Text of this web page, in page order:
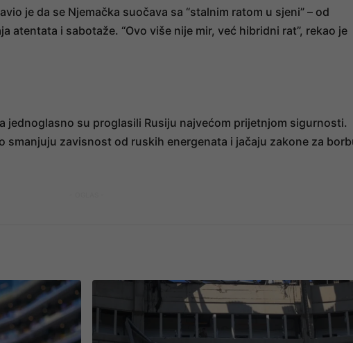
je da se Njemačka suočava sa “stalnim ratom u sjeni” – od
atentata i sabotaže. “Ovo više nije mir, već hibridni rat”, rekao je
jednoglasno su proglasili Rusiju najvećom prijetnjom sigurnosti.
smanjuju zavisnost od ruskih energenata i jačaju zakone za